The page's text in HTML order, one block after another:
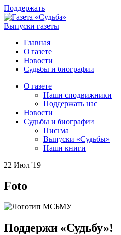
Поддержать
Выпуски газеты
Главная
О газете
Новости
Судьбы и биографии
О газете
Наши сподвижники
Поддержать нас
Новости
Судьбы и биографии
Письма
Выпуски «Судьбы»
Наши книги
22 Июл '19
Foto
Поддержи «Судьбу»!